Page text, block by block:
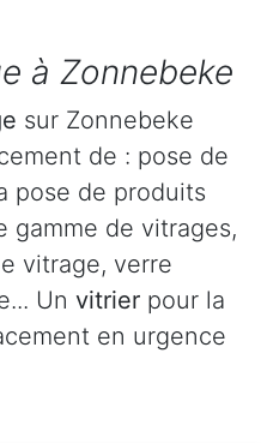
à Zonnebeke
sur Zonnebeke
de : pose de
pose de produits
gamme de vitrages,
vitrage, verre
Un vitrier pour la
en urgence